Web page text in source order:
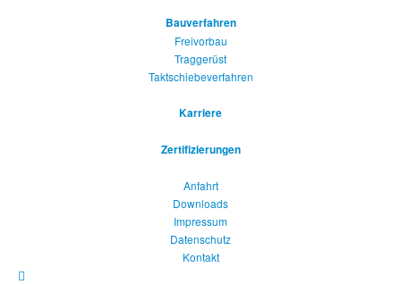
Bauverfahren
Freivorbau
Traggerüst
Taktschiebeverfahren
Karriere
Zertifizierungen
Anfahrt
Downloads
Impressum
Datenschutz
Kontakt